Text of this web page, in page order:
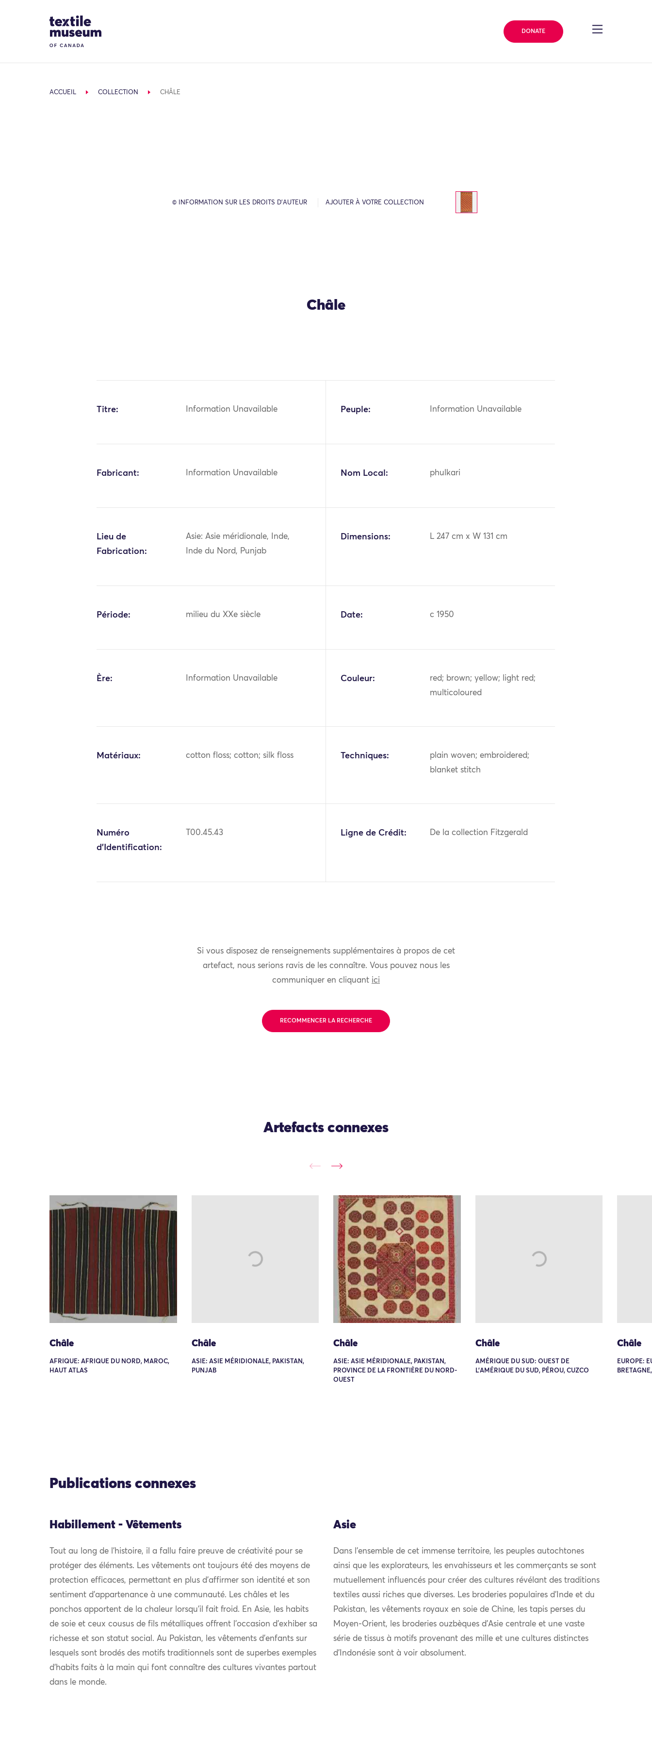
Site Logo
DONATE
ACCUEIL COLLECTION CHÂLE
© INFORMATION SUR LES DROITS D’AUTEUR AJOUTER À VOTRE COLLECTION
Châle
Titre: Information Unavailable Peuple: Information Unavailable
Fabricant: Information Unavailable Nom Local: phulkari
Lieu de
Fabrication:
Asie: Asie méridionale, Inde,
Inde du Nord, Punjab
Dimensions: L 247 cm x W 131 cm
Période: milieu du XXe siècle Date: c 1950
Ère: Information Unavailable Couleur:
red; brown; yellow; light red;
multicoloured
Matériaux: cotton floss; cotton; silk floss Techniques:
plain woven; embroidered;
blanket stitch
Numéro
d'Identification:
T00.45.43 Ligne de Crédit: De la collection Fitzgerald
Si vous disposez de renseignements supplémentaires à propos de cet
artefact, nous serions ravis de les connaître. Vous pouvez nous les
communiquer en cliquant ici
RECOMMENCER LA RECHERCHE
Artefacts connexes
Châle
AFRIQUE: AFRIQUE DU NORD, MAROC,
HAUT ATLAS
Châle
ASIE: ASIE MÉRIDIONALE, PAKISTAN,
PUNJAB
Châle
ASIE: ASIE MÉRIDIONALE, PAKISTAN,
PROVINCE DE LA FRONTIÈRE DU NORD-
OUEST
Châle
AMÉRIQUE DU SUD: OUEST DE
L'AMÉRIQUE DU SUD, PÉROU, CUZCO
Châle
EUROPE:
Publications connexes
Habillement - Vêtements
Tout au long de l’histoire, il a fallu faire preuve de créativité pour se
protéger des éléments. Les vêtements ont toujours été des moyens de
protection efficaces, permettant en plus d’affirmer son identité et son
sentiment d’appartenance à une communauté. Les châles et les
ponchos apportent de la chaleur lorsqu’il fait froid. En Asie, les habits
de soie et ceux cousus de fils métalliques offrent l’occasion d’exhiber sa
richesse et son statut social. Au Pakistan, les vêtements d’enfants sur
lesquels sont brodés des motifs traditionnels sont de superbes exemples
d’habits faits à la main qui font connaître des cultures vivantes partout
dans le monde.
Asie
Dans l’ensemble de cet immense territoire, les peuples autochtones
ainsi que les explorateurs, les envahisseurs et les commerçants se sont
mutuellement influencés pour créer des cultures révélant des traditions
textiles aussi riches que diverses. Les broderies populaires d’Inde et du
Pakistan, les vêtements royaux en soie de Chine, les tapis perses du
Moyen-Orient, les broderies ouzbèques d’Asie centrale et une vaste
série de tissus à motifs provenant des mille et une cultures distinctes
d’Indonésie sont à voir absolument.